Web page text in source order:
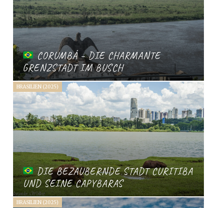
CORUMBÁ – DIE CHARMANTE
GRENZSTADT IM BUSCH
BRASILIEN (2025)
DIE BEZAUBERNDE STADT CURITIBA
UND SEINE CAPYBARAS
BRASILIEN (2025)